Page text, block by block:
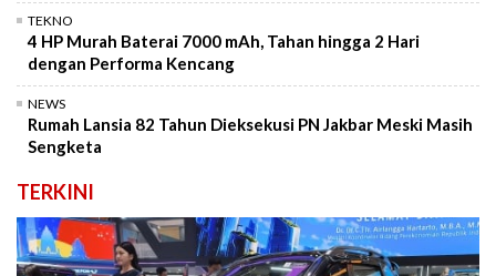
TEKNO
4 HP Murah Baterai 7000 mAh, Tahan hingga 2 Hari
dengan Performa Kencang
NEWS
Rumah Lansia 82 Tahun Dieksekusi PN Jakbar Meski Masih
Sengketa
TERKINI